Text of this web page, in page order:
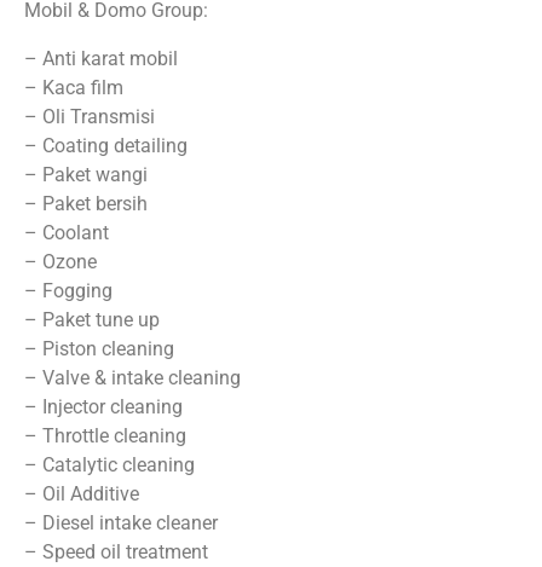
Mobil & Domo Group:
– Anti karat mobil
– Kaca film
– Oli Transmisi
– Coating detailing
– Paket wangi
– Paket bersih
– Coolant
– Ozone
– Fogging
– Paket tune up
– Piston cleaning
– Valve & intake cleaning
– Injector cleaning
– Throttle cleaning
– Catalytic cleaning
– Oil Additive
– Diesel intake cleaner
– Speed oil treatment